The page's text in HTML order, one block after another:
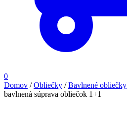
0
Domov /Obliečky /Bavlnené obliečky
bavlnená súprava obliečok 1+1